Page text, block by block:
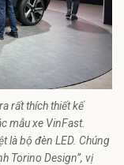
rất thích thiết kế
mẫu xe VinFast.
là bộ đèn LED. Chúng
Torino Design”, vị